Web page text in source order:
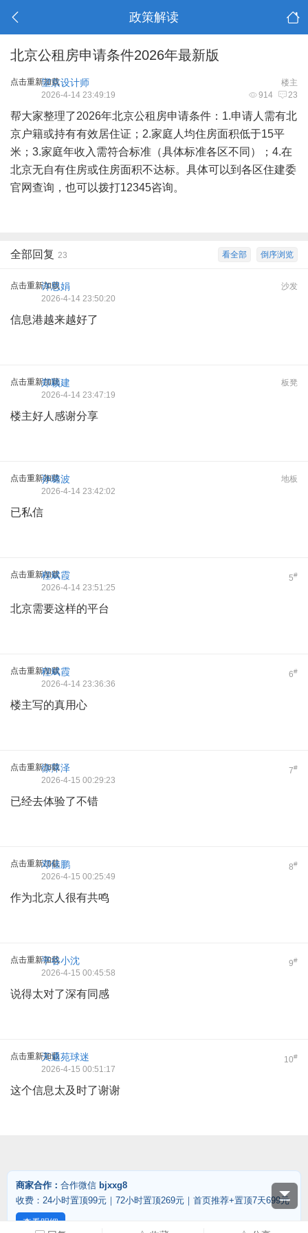
政策解读
北京公租房申请条件2026年最新版
点击重新加载 楼主
望京设计师
914 23
2026-4-14 23:49:19
帮大家整理了2026年北京公租房申请条件：1.申请人需有北
京户籍或持有有效居住证；2.家庭人均住房面积低于15平
米；3.家庭年收入需符合标准（具体标准各区不同）；4.在
北京无自有住房或住房面积不达标。具体可以到各区住建委
官网查询，也可以拨打12345咨询。
倒序浏览
看全部
全部回复 23
点击重新加载 沙发
许思娟
2026-4-14 23:50:20
信息港越来越好了
点击重新加载 板凳
郑颖建
2026-4-14 23:47:19
楼主好人感谢分享
点击重新加载 地板
孙璐波
2026-4-14 23:42:02
已私信
点击重新加载 5#
程斌霞
2026-4-14 23:51:25
北京需要这样的平台
点击重新加载 6#
程斌霞
2026-4-14 23:36:36
楼主写的真用心
点击重新加载 7#
徐萍泽
2026-4-15 00:29:23
已经去体验了不错
点击重新加载 8#
邓佳鹏
2026-4-15 00:25:49
作为北京人很有共鸣
点击重新加载 9#
平谷小沈
2026-4-15 00:45:58
说得太对了深有同感
点击重新加载 10#
天通苑球迷
2026-4-15 00:51:17
这个信息太及时了谢谢
商家合作： 合作微信 bjxxg8
收费：24小时置顶99元｜72小时置顶269元｜首页推荐+置顶7天699元
查看明细